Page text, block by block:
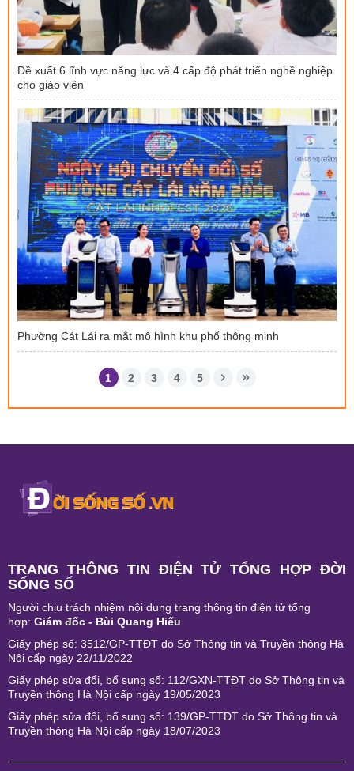
Đề xuất 6 lĩnh vực năng lực và 4 cấp độ phát triển nghề nghiệp
cho giáo viên
Phường Cát Lái ra mắt mô hình khu phố thông minh
1 2 3 4 5
TRANG THÔNG TIN ĐIỆN TỬ TỔNG HỢP ĐỜI
SỐNG SỐ
Người chịu trách nhiệm nội dung trang thông tin điện tử tổng
hợp: Giám đốc - Bùi Quang Hiếu
Giấy phép số: 3512/GP-TTĐT do Sở Thông tin và Truyền thông Hà
Nội cấp ngày 22/11/2022
Giấy phép sửa đổi, bổ sung số: 112/GXN-TTĐT do Sở Thông tin và
Truyền thông Hà Nội cấp ngày 19/05/2023
Giấy phép sửa đổi, bổ sung số: 139/GP-TTĐT do Sở Thông tin và
Truyền thông Hà Nội cấp ngày 18/07/2023